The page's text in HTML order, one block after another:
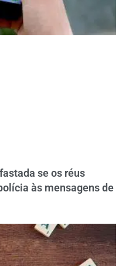
se os réus
às mensagens de